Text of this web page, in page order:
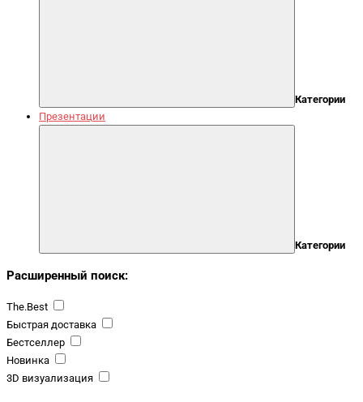
Категории
Презентации
Категории
Расширенный поиск:
The.Best
Быстрая доставка
Бестселлер
Новинка
3D визуализация